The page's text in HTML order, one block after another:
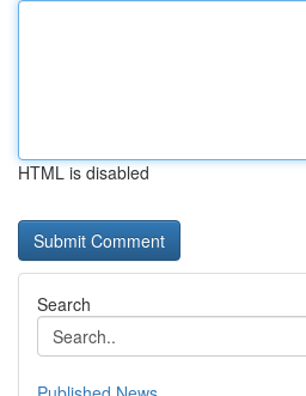
HTML is disabled
Search